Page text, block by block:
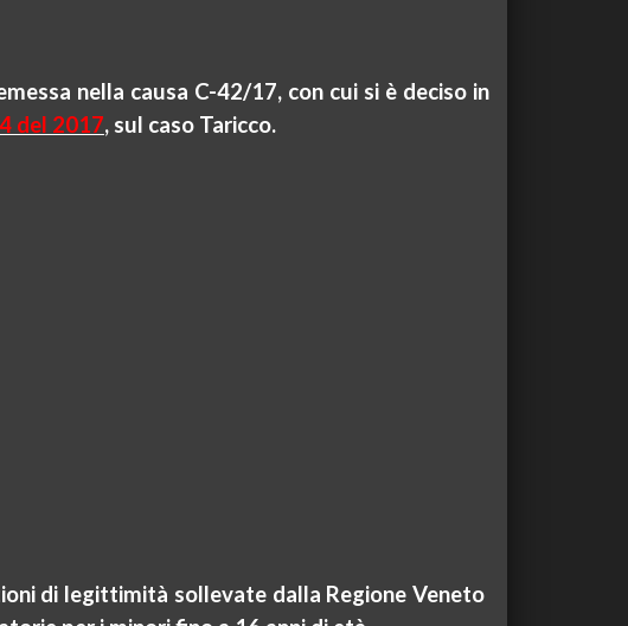
nella causa C-42/17, con cui si è deciso in
del 2017, sul caso Taricco.
di legittimità sollevate dalla Regione Veneto